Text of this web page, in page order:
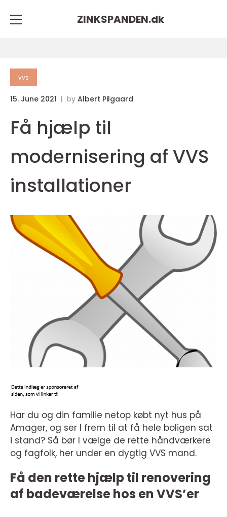
ZINKSPANDEN.dk
vvs
15. June 2021 by Albert Pilgaard
Få hjælp til
modernisering af VVS
installationer
Har du og din familie netop købt nyt hus på
Amager, og ser I frem til at få hele boligen sat
i stand? Så bør I vælge de rette håndværkere
og fagfolk, her under en dygtig VVS mand.
Få den rette hjælp til renovering
af badeværelse hos en VVS’er